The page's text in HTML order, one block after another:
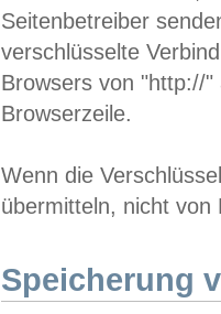
Seitenbetreiber
verschlüsselte
Browsers von "http://
Browserzeile.
Wenn die
übermitteln, nicht von
Speicherung